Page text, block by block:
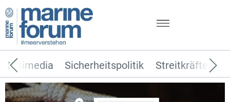
Sicherheitspolitik Streitkräfte
Multimedia